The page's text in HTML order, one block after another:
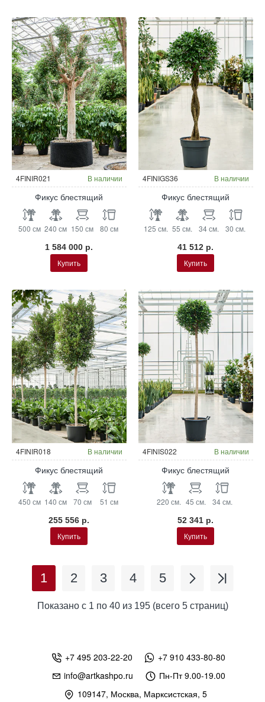
4FINIR021 В наличии
Фикус блестящий
500 см 240 см 150 см 80 см
1 584 000 р.
Купить
4FINIGS36 В наличии
Фикус блестящий
125 см. 55 см. 34 см. 30 см.
41 512 р.
Купить
4FINIR018 В наличии
Фикус блестящий
450 см 140 см 70 см 51 см
255 556 р.
Купить
4FINIS022 В наличии
Фикус блестящий
220 см. 45 см. 34 см.
52 341 р.
Купить
1 2 3 4 5
Показано с 1 по 40 из 195 (всего 5 страниц)
+7 495 203-22-20
+7 910 433-80-80
info@artkashpo.ru
Пн-Пт 9.00-19.00
109147, Москва, Марксистская, 5